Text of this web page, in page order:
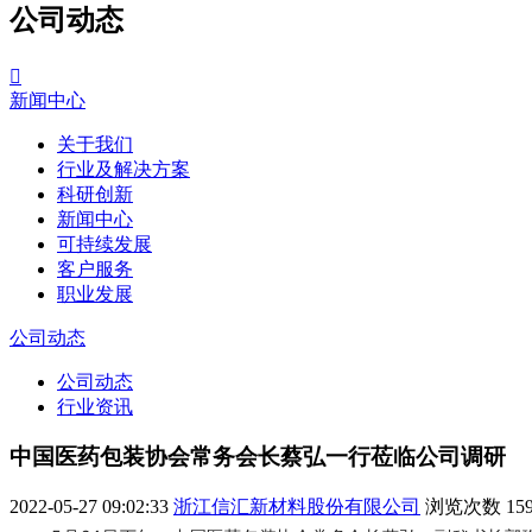
公司动态

新闻中心
关于我们
行业及解决方案
科研创新
新闻中心
可持续发展
客户服务
职业发展
公司动态
公司动态
行业资讯
中国医药包装协会常务会长蔡弘一行莅临公司调研
2022-05-27 09:02:33 浙江信汇新材料股份有限公司 浏览次数